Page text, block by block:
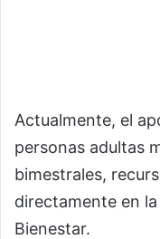
Actualmente, el
personas adultas
bimestrales,
directamente en
Bienestar.